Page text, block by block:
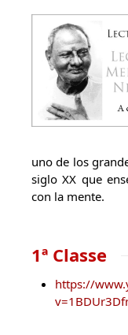
uno de los
siglo XX que
con la mente.
1ª Classe
https://